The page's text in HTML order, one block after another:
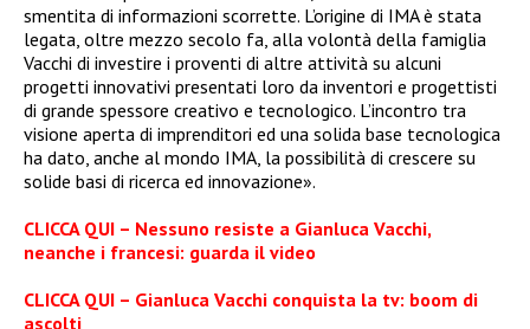
smentita di informazioni scorrette. L’origine di IMA è stata
legata, oltre mezzo secolo fa, alla volontà della famiglia
Vacchi di investire i proventi di altre attività su alcuni
progetti innovativi presentati loro da inventori e progettisti
di grande spessore creativo e tecnologico. L’incontro tra
visione aperta di imprenditori ed una solida base tecnologica
ha dato, anche al mondo IMA, la possibilità di crescere su
solide basi di ricerca ed innovazione».
CLICCA QUI – Nessuno resiste a Gianluca Vacchi,
neanche i francesi: guarda il video
CLICCA QUI – Gianluca Vacchi conquista la tv: boom di
ascolti